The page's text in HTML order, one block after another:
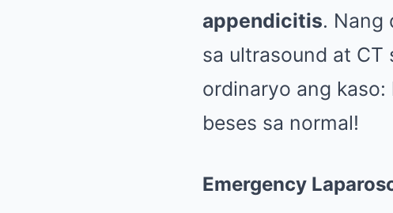
appendicitis. Nang
sa ultrasound at
ordinaryo ang
beses sa normal!
Emergency